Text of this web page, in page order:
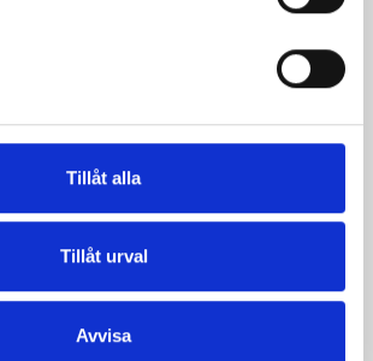
Tillåt alla
Tillåt urval
Avvisa
Norrmejeriers laktosfria
att vår laktosfria Mellanmjölk
fick deltog vid provsmakningen. Vår